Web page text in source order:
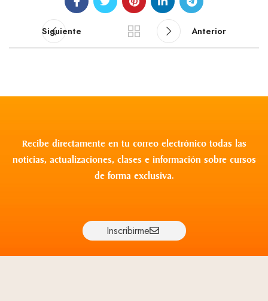
Siguiente Anterior
Recibe directamente en tu correo electrónico todas las
noticias, actualizaciones, clases e información sobre cursos
de forma exclusiva.
Inscribirme